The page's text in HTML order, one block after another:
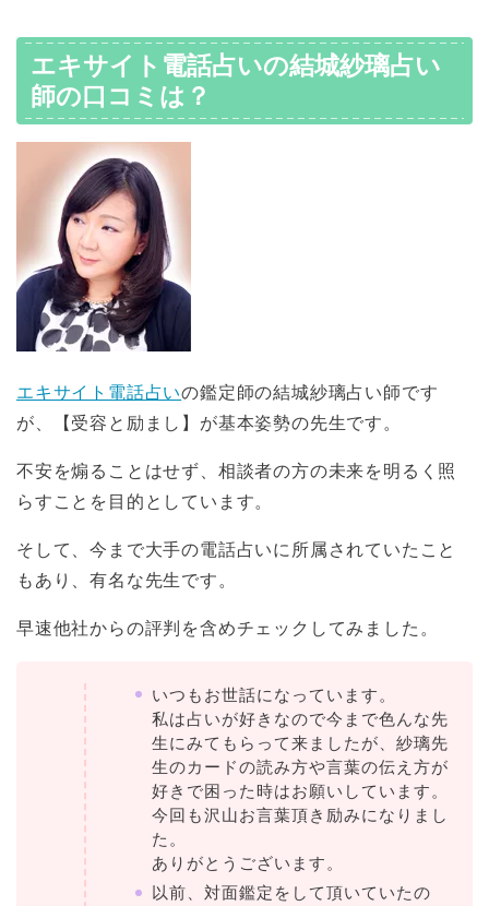
エキサイト電話占いの結城紗璃占い
師の口コミは？
エキサイト電話占いの鑑定師の結城紗璃占い師です
が、【受容と励まし】が基本姿勢の先生です。
不安を煽ることはせず、相談者の方の未来を明るく照
らすことを目的としています。
そして、今まで大手の電話占いに所属されていたこと
もあり、有名な先生です。
早速他社からの評判を含めチェックしてみました。
いつもお世話になっています。
私は占いが好きなので今まで色んな先
生にみてもらって来ましたが、紗璃先
生のカードの読み方や言葉の伝え方が
好きで困った時はお願いしています。
今回も沢山お言葉頂き励みになりまし
た。
ありがとうございます。
以前、対面鑑定をして頂いていたの